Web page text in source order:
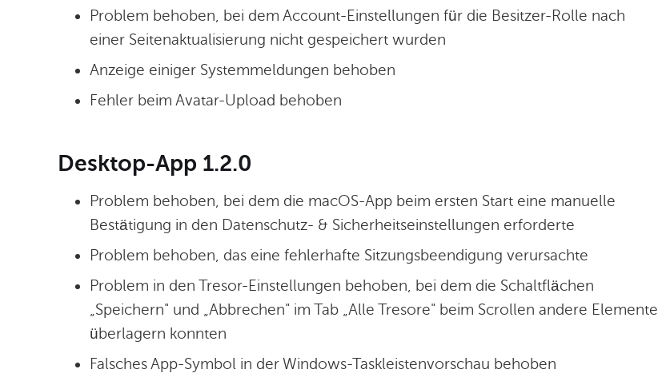
Problem behoben, bei dem Account-Einstellungen für die Besitzer-Rolle nach
einer Seitenaktualisierung nicht gespeichert wurden
Anzeige einiger Systemmeldungen behoben
Fehler beim Avatar-Upload behoben
Desktop-App 1.2.0
Problem behoben, bei dem die macOS-App beim ersten Start eine manuelle
Bestätigung in den Datenschutz- & Sicherheitseinstellungen erforderte
Problem behoben, das eine fehlerhafte Sitzungsbeendigung verursachte
Problem in den Tresor-Einstellungen behoben, bei dem die Schaltflächen
„Speichern" und „Abbrechen" im Tab „Alle Tresore" beim Scrollen andere Elemente
überlagern konnten
Falsches App-Symbol in der Windows-Taskleistenvorschau behoben